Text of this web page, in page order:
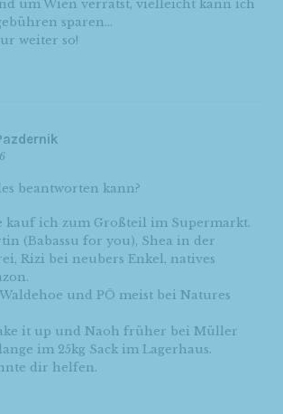
um Wien verrätst, vielleicht kann ich
sparen…
weiter so!
beantworten kann?
kauf ich zum Großteil im Supermarkt.
(Babassu for you), Shea in der
Rizi bei neubers Enkel, natives
und PÖ meist bei Natures
it up und Naoh früher bei Müller
im 25kg Sack im Lagerhaus.
dir helfen.